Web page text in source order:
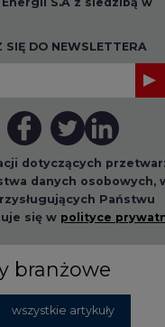
dotyczących
danych osobowych,
Państwu
się w polityce
branżowe